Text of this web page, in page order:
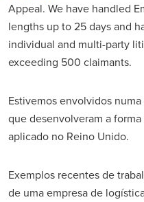
Appeal. We have handled
lengths up to 25 days and
individual and multi-party
exceeding 500 claimants.
Estivemos envolvidos
que desenvolveram a
aplicado no Reino Unido.
Exemplos recentes de
de uma empresa de